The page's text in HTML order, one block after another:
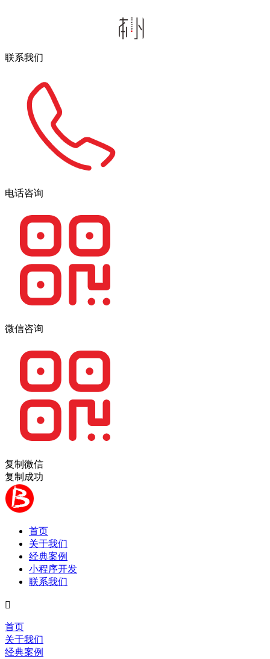
联系我们
电话咨询
微信咨询
复制微信
复制成功
首页
关于我们
经典案例
小程序开发
联系我们

首页
关于我们
经典案例